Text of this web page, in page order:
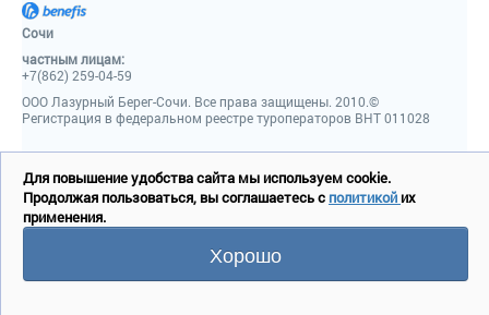
Сочи
частным лицам:
+7(862) 259-04-59
ООО Лазурный Берег-Сочи. Все права защищены. 2010.©
Регистрация в федеральном реестре туроператоров ВНТ 011028
Для повышение удобства сайта мы используем cookie.
Продолжая пользоваться, вы соглашаетесь с политикойих
применения.
Хорошо